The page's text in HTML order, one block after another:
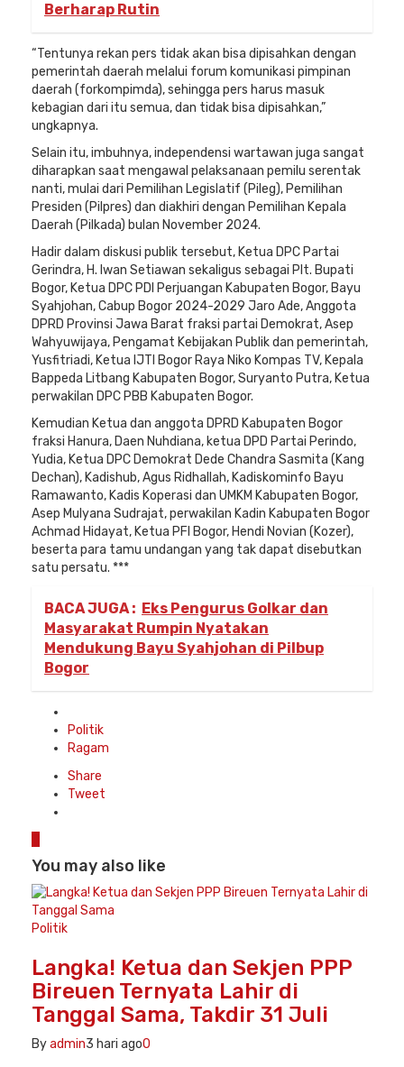
Berharap Rutin
“Tentunya rekan pers tidak akan bisa dipisahkan dengan
pemerintah daerah melalui forum komunikasi pimpinan
daerah (forkompimda), sehingga pers harus masuk
kebagian dari itu semua, dan tidak bisa dipisahkan,”
ungkapnya.
Selain itu, imbuhnya, independensi wartawan juga sangat
diharapkan saat mengawal pelaksanaan pemilu serentak
nanti, mulai dari Pemilihan Legislatif (Pileg), Pemilihan
Presiden (Pilpres) dan diakhiri dengan Pemilihan Kepala
Daerah (Pilkada) bulan November 2024.
Hadir dalam diskusi publik tersebut, Ketua DPC Partai
Gerindra, H. Iwan Setiawan sekaligus sebagai Plt. Bupati
Bogor, Ketua DPC PDI Perjuangan Kabupaten Bogor, Bayu
Syahjohan, Cabup Bogor 2024-2029 Jaro Ade, Anggota
DPRD Provinsi Jawa Barat fraksi partai Demokrat, Asep
Wahyuwijaya, Pengamat Kebijakan Publik dan pemerintah,
Yusfitriadi, Ketua IJTI Bogor Raya Niko Kompas TV, Kepala
Bappeda Litbang Kabupaten Bogor, Suryanto Putra, Ketua
perwakilan DPC PBB Kabupaten Bogor.
Kemudian Ketua dan anggota DPRD Kabupaten Bogor
fraksi Hanura, Daen Nuhdiana, ketua DPD Partai Perindo,
Yudia, Ketua DPC Demokrat Dede Chandra Sasmita (Kang
Dechan), Kadishub, Agus Ridhallah, Kadiskominfo Bayu
Ramawanto, Kadis Koperasi dan UMKM Kabupaten Bogor,
Asep Mulyana Sudrajat, perwakilan Kadin Kabupaten Bogor
Achmad Hidayat, Ketua PFI Bogor, Hendi Novian (Kozer),
beserta para tamu undangan yang tak dapat disebutkan
satu persatu. ***
BACA JUGA : Eks Pengurus Golkar dan
Masyarakat Rumpin Nyatakan
Mendukung Bayu Syahjohan di Pilbup
Bogor
in
Politik
Ragam
Share
Tweet
You may also like
Politik
Langka! Ketua dan Sekjen PPP
Bireuen Ternyata Lahir di
Tanggal Sama, Takdir 31 Juli
Byadmin3 hari ago0